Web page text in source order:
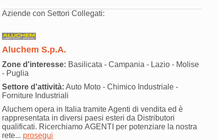
Aziende con Settori Collegati:
Aluchem S.p.A.
Zone d'interesse: Basilicata - Campania - Lazio - Molise
- Puglia
Settore d'attività: Auto Moto - Chimico Industriale -
Forniture Industriali
Aluchem opera in Italia tramite Agenti di vendita ed è
rappresentata in diversi paesi esteri da Distributori
qualificati. Ricerchiamo AGENTI per potenziare la nostra
rete... prosegui